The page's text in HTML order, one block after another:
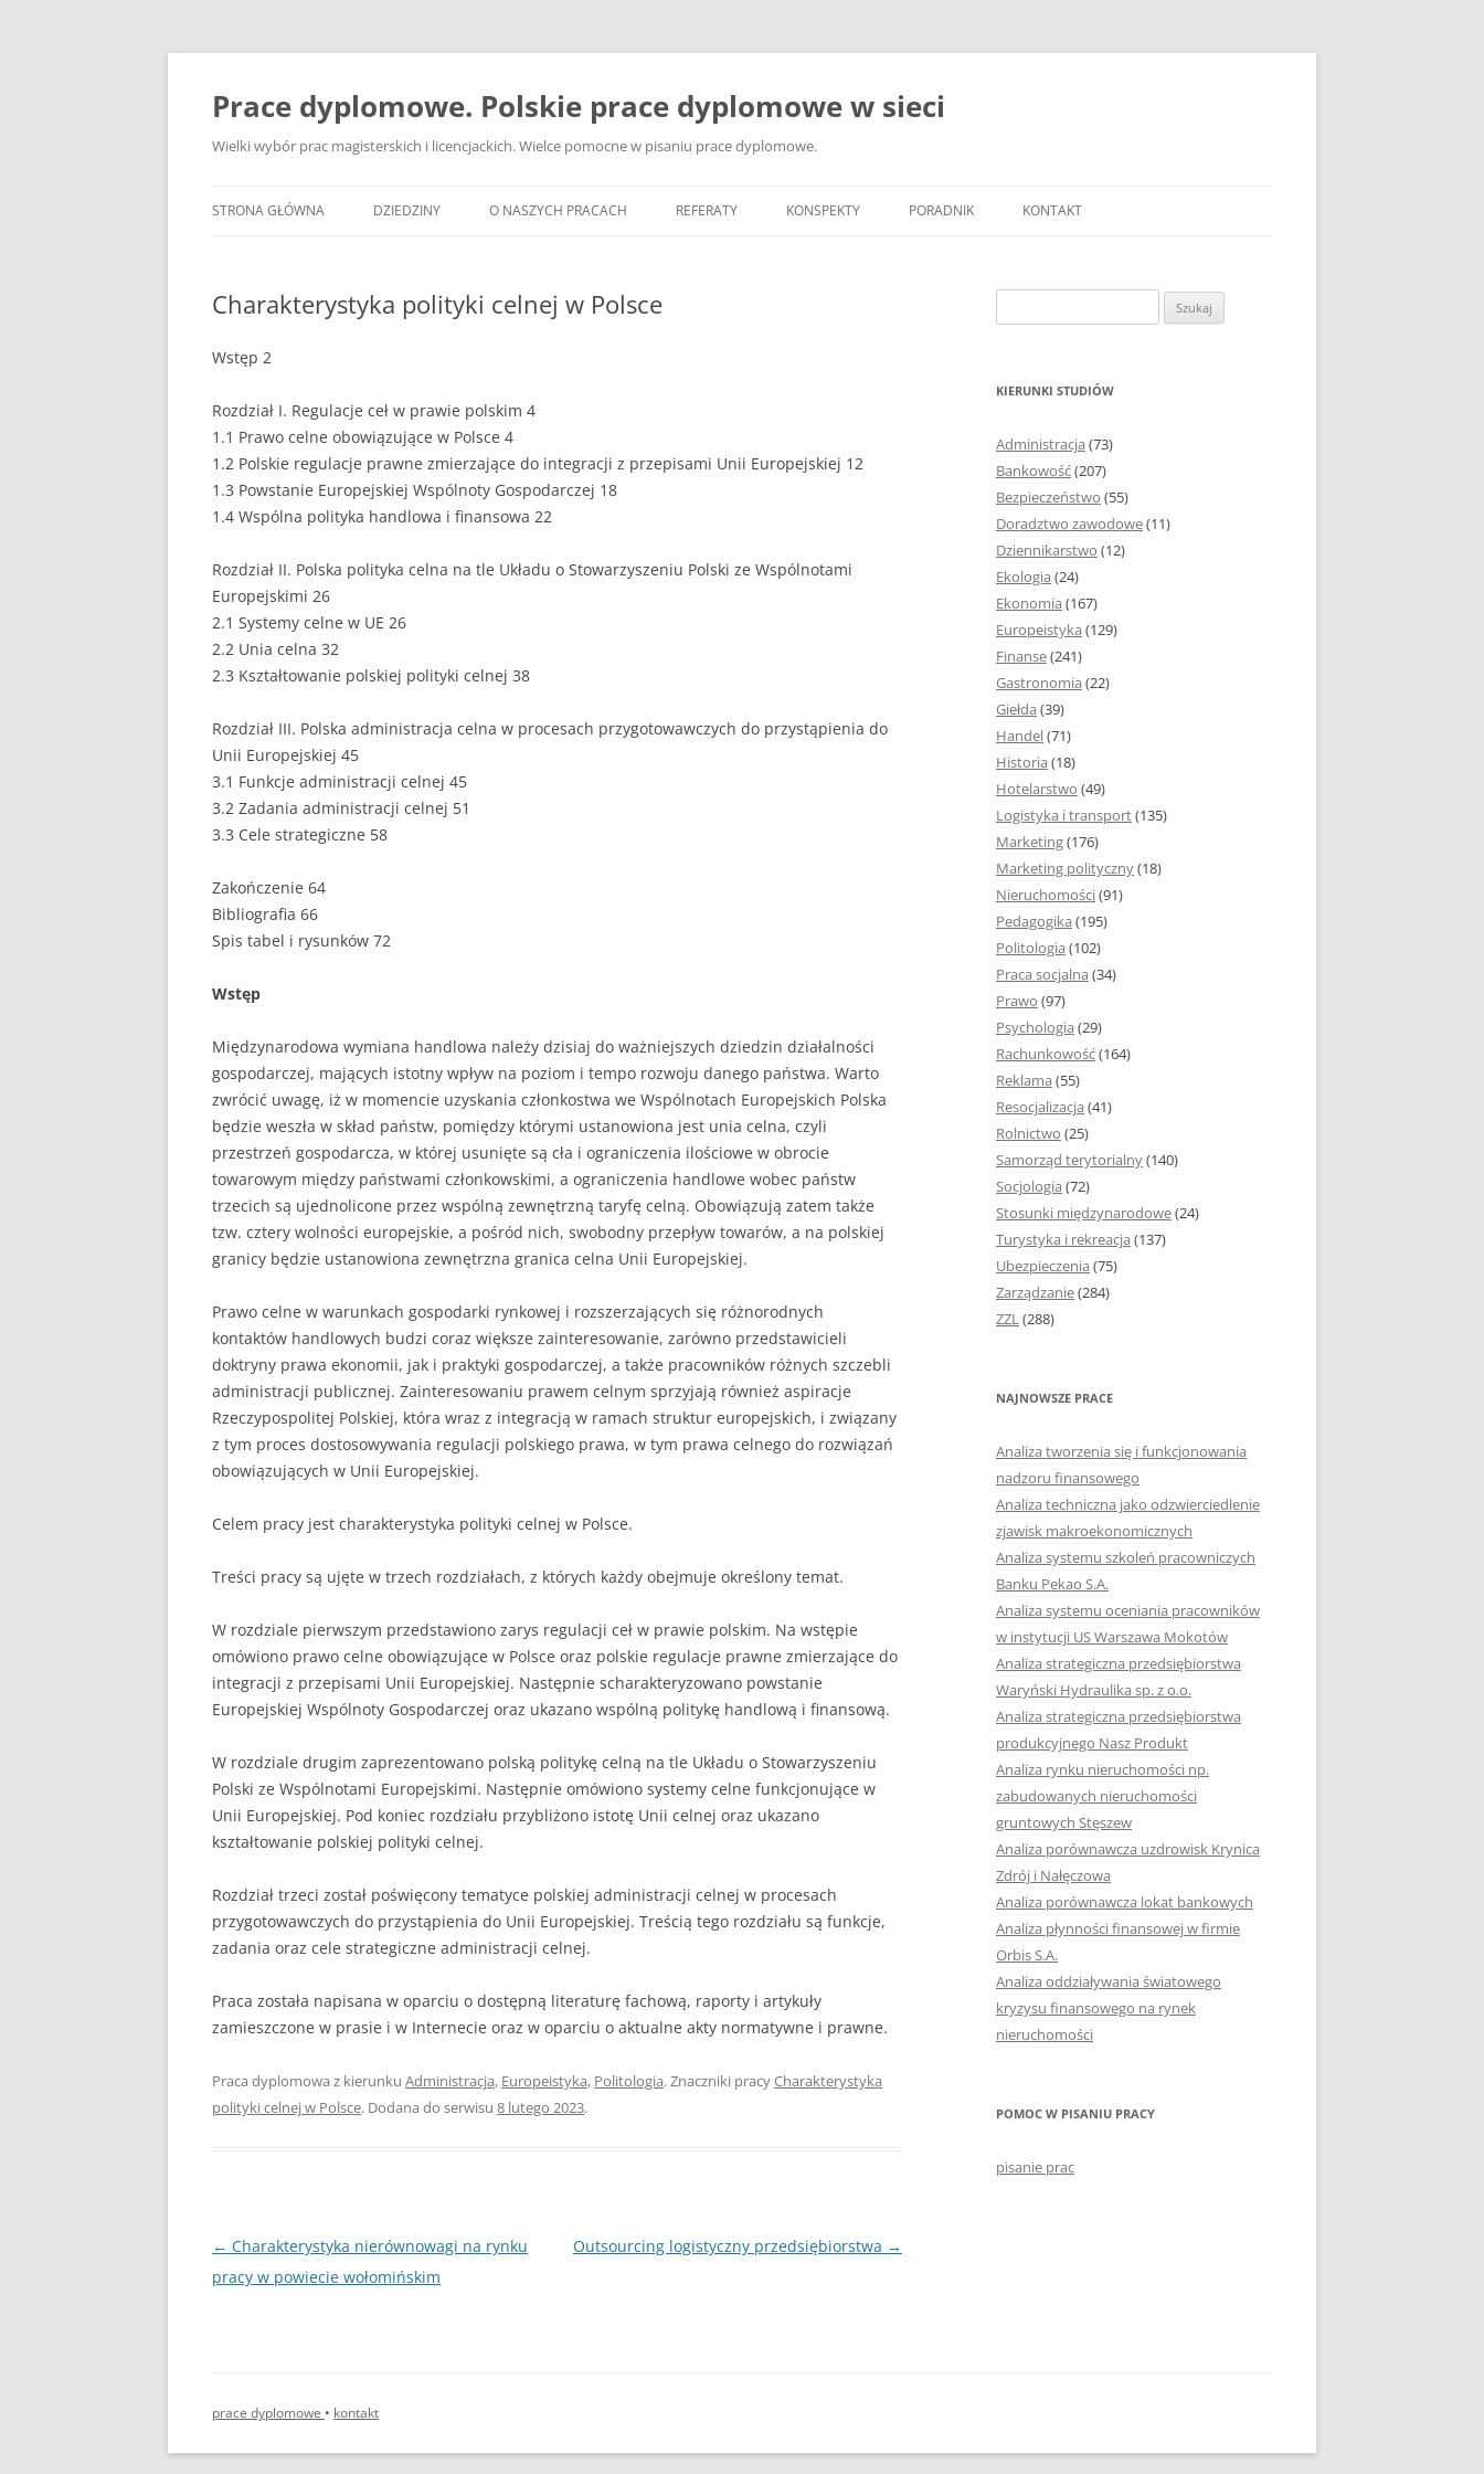
Przejdź
Prace dyplomowe. Polskie prace dyplomowe w sieci
Wielki wybór prac magisterskich i licencjackich. Wielce pomocne w pisaniu prace dyplomowe.
STRONA GŁÓWNA DZIEDZINY
BANKOWOŚĆ
EKOLOGIA
EKONOMIA
FINANSE
GASTRONOMIA
HOTELARSTWO
LOGISTYKA I TRANSPORT
MARKETING POLITYCZNY
POLITOLOGIA
PRAWO
PSYCHOLOGIA
RACHUNKOWOŚĆ
REKLAMA
ROLNICTWO
SAMORZĄD TERYTORIALNY
SOCJOLOGIA
TURYSTYKA I REKREACJA
UBEZPIECZENIA
ZARZĄDZANIE
O NASZYCH PRACACH REFERATY KONSPEKTY PORADNIK
JAK ZBIERAĆ I OPRACOWYWAĆ
BIBLIOGRAFICZNYCH
ZAWARTOŚĆ I ROZMIAR PRACY
DYPLOMOWEJ
ESTETYKA PRACY DYPLOMOWEJ –
WYRÓŻNIENIA, NUMEROWANIE
CZCIONKA, MARGINESY I
WIELKOŚĆ STRON
STRUKTURA AKAPITU W PRACY
DYPLOMOWEJ
STYL PRACY DYPLOMOWEJ
SPIS TREŚCI W PRACY
DYPLOMOWEJ
WSTĘP PRACY DYPLOMOWEJ
ROZDZIAŁY I PODROZDZIAŁY
ZAKOŃCZENIE PRACY
DYPLOMOWEJ
BIBLIOGRAFIA
SPIS RYSUNKÓW, TABEL I
ZAŁĄCZNIKÓW
TABELE, RYSUNKI ORAZ WYKRESY
KSIĄŻKI, KTÓRE POMOGĄ CI
NAPISAĆ PRACĘ DYPLOMOWĄ
JAK PRZYGOTOWAĆ SIĘ DO
USTNEGO EGZAMINU
DYPLOMOWEGO?
HIPOTEZY W PRACACH
DYPLOMOWYCH
JAK PRZYGOTOWAĆ SIĘ DO
OBRONY PRACY DYPLOMOWEJ
KONTAKT
Charakterystyka polityki celnej w Polsce
Wstęp 2
Rozdział I. Regulacje ceł w prawie polskim 4
1.1 Prawo celne obowiązujące w Polsce 4
1.2 Polskie regulacje prawne zmierzające do integracji z przepisami Unii Europejskiej 12
1.3 Powstanie Europejskiej Wspólnoty Gospodarczej 18
1.4 Wspólna polityka handlowa i finansowa 22
Rozdział II. Polska polityka celna na tle Układu o Stowarzyszeniu Polski ze Wspólnotami
Europejskimi 26
2.1 Systemy celne w UE 26
2.2 Unia celna 32
2.3 Kształtowanie polskiej polityki celnej 38
Rozdział III. Polska administracja celna w procesach przygotowawczych do przystąpienia do
Unii Europejskiej 45
3.1 Funkcje administracji celnej 45
3.2 Zadania administracji celnej 51
3.3 Cele strategiczne 58
Zakończenie 64
Bibliografia 66
Spis tabel i rysunków 72
Wstęp
Międzynarodowa wymiana handlowa należy dzisiaj do ważniejszych dziedzin działalności
gospodarczej, mających istotny wpływ na poziom i tempo rozwoju danego państwa. Warto
zwrócić uwagę, iż w momencie uzyskania członkostwa we Wspólnotach Europejskich Polska
będzie weszła w skład państw, pomiędzy którymi ustanowiona jest unia celna, czyli
przestrzeń gospodarcza, w której usunięte są cła i ograniczenia ilościowe w obrocie
towarowym między państwami członkowskimi, a ograniczenia handlowe wobec państw
trzecich są ujednolicone przez wspólną zewnętrzną taryfę celną. Obowiązują zatem także
tzw. cztery wolności europejskie, a pośród nich, swobodny przepływ towarów, a na polskiej
granicy będzie ustanowiona zewnętrzna granica celna Unii Europejskiej.
Prawo celne w warunkach gospodarki rynkowej i rozszerzających się różnorodnych
kontaktów handlowych budzi coraz większe zainteresowanie, zarówno przedstawicieli
doktryny prawa ekonomii, jak i praktyki gospodarczej, a także pracowników różnych szczebli
administracji publicznej. Zainteresowaniu prawem celnym sprzyjają również aspiracje
Rzeczypospolitej Polskiej, która wraz z integracją w ramach struktur europejskich, i związany
z tym proces dostosowywania regulacji polskiego prawa, w tym prawa celnego do rozwiązań
obowiązujących w Unii Europejskiej.
Celem pracy jest charakterystyka polityki celnej w Polsce.
Treści pracy są ujęte w trzech rozdziałach, z których każdy obejmuje określony temat.
W rozdziale pierwszym przedstawiono zarys regulacji ceł w prawie polskim. Na wstępie
omówiono prawo celne obowiązujące w Polsce oraz polskie regulacje prawne zmierzające do
integracji z przepisami Unii Europejskiej. Następnie scharakteryzowano powstanie
Europejskiej Wspólnoty Gospodarczej oraz ukazano wspólną politykę handlową i finansową.
W rozdziale drugim zaprezentowano polską politykę celną na tle Układu o Stowarzyszeniu
Polski ze Wspólnotami Europejskimi. Następnie omówiono systemy celne funkcjonujące w
Unii Europejskiej. Pod koniec rozdziału przybliżono istotę Unii celnej oraz ukazano
kształtowanie polskiej polityki celnej.
Rozdział trzeci został poświęcony tematyce polskiej administracji celnej w procesach
przygotowawczych do przystąpienia do Unii Europejskiej. Treścią tego rozdziału są funkcje,
zadania oraz cele strategiczne administracji celnej.
Praca została napisana w oparciu o dostępną literaturę fachową, raporty i artykuły
zamieszczone w prasie i w Internecie oraz w oparciu o aktualne akty normatywne i prawne.
Praca dyplomowa z kierunku Administracja, Europeistyka, Politologia. Znaczniki pracyCharakterystyka
polityki celnej w Polsce. Dodana do serwisu 8 lutego 2023.
Nawigacja
wpisu
← Charakterystyka nierównowagi na rynku
pracy w powiecie wołomińskim
Outsourcing logistyczny przedsiębiorstwa →
KIERUNKI STUDIÓW
Administracja (73)
Bankowość(207)
Bezpieczeństwo (55)
Doradztwo zawodowe(11)
Dziennikarstwo (12)
Ekologia (24)
Ekonomia (167)
Europeistyka (129)
Finanse(241)
Gastronomia (22)
Giełda (39)
Handel(71)
Historia (18)
Hotelarstwo (49)
Logistyka i transport(135)
Marketing(176)
Marketing polityczny(18)
Nieruchomości(91)
Pedagogika (195)
Politologia (102)
Praca socjalna (34)
Prawo (97)
Psychologia (29)
Rachunkowość(164)
Reklama (55)
Resocjalizacja (41)
Rolnictwo (25)
Samorząd terytorialny(140)
Socjologia (72)
Stosunki międzynarodowe(24)
Turystyka i rekreacja (137)
Ubezpieczenia (75)
Zarządzanie(284)
ZZL(288)
NAJNOWSZE PRACE
Analiza tworzenia się i funkcjonowania
nadzoru finansowego
Analiza techniczna jako odzwierciedlenie
zjawisk makroekonomicznych
Analiza systemu szkoleń pracowniczych
Banku Pekao S.A.
Analiza systemu oceniania pracowników
w instytucji US Warszawa Mokotów
Analiza strategiczna przedsiębiorstwa
Waryński Hydraulika sp. z o.o.
Analiza strategiczna przedsiębiorstwa
produkcyjnego Nasz Produkt
Analiza rynku nieruchomości np.
zabudowanych nieruchomości
gruntowych Stęszew
Analiza porównawcza uzdrowisk Krynica
Zdrój i Nałęczowa
Analiza porównawcza lokat bankowych
Analiza płynności finansowej w firmie
Orbis S.A.
Analiza oddziaływania światowego
kryzysu finansowego na rynek
nieruchomości
POMOC W PISANIU PRACY
pisanie prac
prace dyplomowe • kontakt